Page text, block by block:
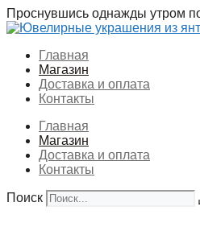
Перейти
к
Проснувшись однажды утром
Главная
Магазин
Доставка и оплата
Контакты
Главная
Магазин
Доставка и оплата
Контакты
Поиск